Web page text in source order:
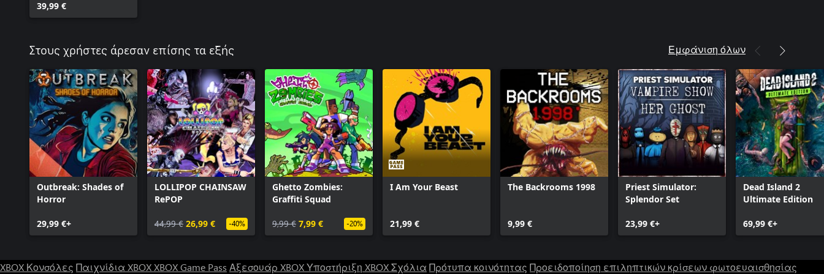
39,99 €
Στους χρήστες άρεσαν επίσης τα εξής Εμφάνιση όλων
Outbreak: Shades of
Horror
29,99 €+
LOLLIPOP CHAINSAW
RePOP
44,99 € 26,99 € -40%
Ghetto Zombies:
Graffiti Squad
9,99 € 7,99 € -20%
I Am Your Beast
21,99 €
The Backrooms 1998
9,99 €
Priest Simulator:
Splendor Set
23,99 €+
Dead Island 2
Ultimate Edition
69,99 €+
XBOX Κονσόλες Παιχνίδια XBOXXBOX Game Pass Αξεσουάρ XBOXΥποστήριξη XBOXΣχόλια Πρότυπα κοινότητας Προειδοποίηση επιληπτικών κρίσεων φωτοευαισθησίας